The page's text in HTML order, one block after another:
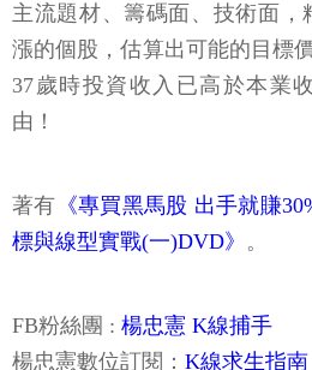
主流題材、籌碼面、技術面，
漲的個股，估算出可能的目標
37歲時投資收入已高於本業
由！
著有 《專買黑馬股 出手就賺
標與線型實戰(一)DVD》 。
FB粉絲團 : 楊忠憲 K線捕手
楊忠憲數位訂閱： K線求生指南